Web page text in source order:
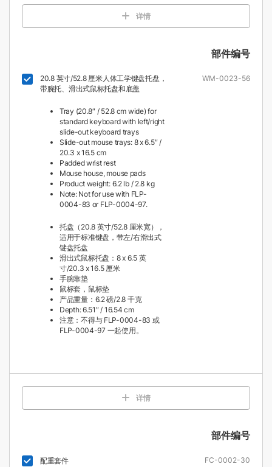
详情
部件编号
20.8 英寸/52.8 厘米人体工学键盘托盘，
带腕托、滑出式鼠标托盘和底盖
Tray (20.8″ / 52.8 cm wide) for
standard keyboard with left/right
slide-out keyboard trays
Slide-out mouse trays: 8 x 6.5″ /
20.3 x 16.5 cm
Padded wrist rest
Mouse house, mouse pads
Product weight: 6.2 lb / 2.8 kg
Note: Not for use with FLP-
0004-83 or FLP-0004-97.
托盘（20.8 英寸/52.8 厘米宽），
适用于标准键盘，带左/右滑出式
键盘托盘
滑出式鼠标托盘：8 x 6.5 英
寸/20.3 x 16.5 厘米
手腕靠垫
鼠标套，鼠标垫
产品重量：6.2 磅/2.8 千克
Depth: 6.51″ / 16.54 cm
注意：不得与 FLP-0004-83 或
FLP-0004-97 一起使用。
WM-0023-56
详情
部件编号
配重套件 FC-0002-30